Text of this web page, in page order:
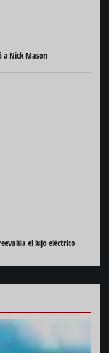
a Nick Mason
el lujo eléctrico